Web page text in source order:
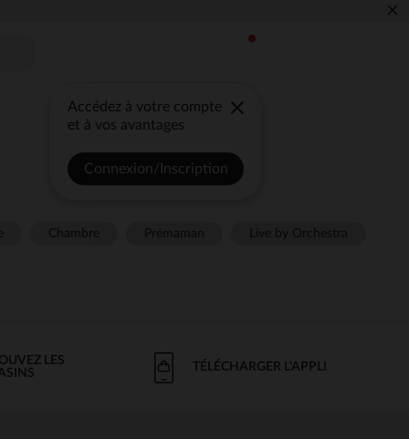
×
Accédez à votre compte
et à vos avantages
Connexion/Inscription
LES
TÉLÉCHARGER L'APPLI